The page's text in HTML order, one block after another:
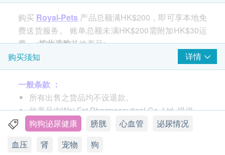
购买 Royal-Pets 产品总额满HK$200，即可享本地免
费送货服务。 账单总额未满HK$200需附加HK$30运
费。<按此选购其他产品>
购买须知 详情
一般条款 ：
所有出售之货品均不设退款。
此产品由Wai Fat Pharmaceutical Co. Ltd. 提供。
如有任何争议，Wai Fat Pharmaceutical Co. Ltd.
狗狗泌尿健康 膀胱 心血管
泌尿情况
血压
肾 宠物 狗